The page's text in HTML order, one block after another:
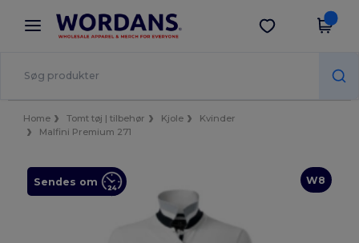
× Wordans-app
Bedre priser i appen!
Hent app
Home Tomt tøj | tilbehør Kjole
Kvinder
Malfini Premium 271
W8
Sendes om